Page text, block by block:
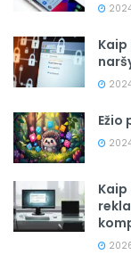
Ežio